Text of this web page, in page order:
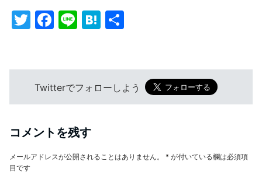
T
er
F
e
b
o
k
Li H
n
a
Twitterでフォローしよう
コメントを残す
メールアドレスが公開されることはありません。 * が付いている欄は必須項
目です